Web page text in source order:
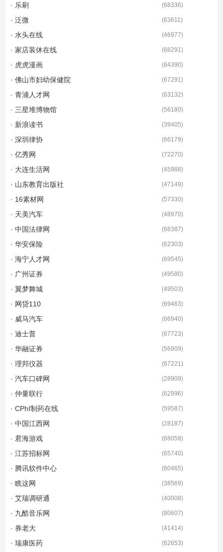
· 乐刷 (68336)
· 泛微 (63611)
· 水头在线 (46977)
· 家店装休在线 (68291)
· 虎虎漫画 (84390)
· 佛山市妇幼保健院 (67291)
· 青浦人才网 (63132)
· 三星堆博物馆 (56180)
· 新浪读书 (39405)
· 深圳律协 (66179)
· 亿秀网 (72270)
· 大连生活网 (45988)
· 山东教育出版社 (47149)
· 16素材网 (57330)
· 天美汽车 (48970)
· 中国法律网 (68387)
· 华安保险 (62303)
· 海宁人才网 (69545)
· 广州证券 (49580)
· 翼梦舞城 (49503)
· 网贷110 (69463)
· 威马汽车 (66940)
· 迪士普 (67723)
· 华融证券 (56909)
· 理邦仪器 (67221)
· 汽车口碑网 (28909)
· 仲量联行 (62996)
· CPhI制药在线 (59587)
· 中国江西网 (28187)
· 君海游戏 (68058)
· 江苏招标网 (65740)
· 腾讯软件中心 (60465)
· 瞧这网 (38569)
· 艾瑞调研通 (40008)
· 九酷音乐网 (80607)
· 券老大 (41414)
· 瑞康医药 (62653)